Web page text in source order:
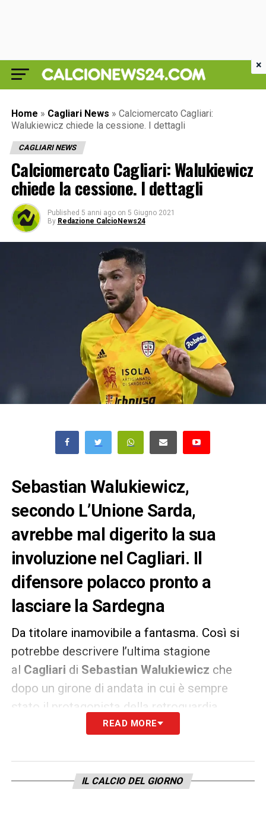
Home » Cagliari News » Calciomercato Cagliari:
Walukiewicz chiede la cessione. I dettagli
CAGLIARI NEWS
Calciomercato Cagliari: Walukiewicz
chiede la cessione. I dettagli
Published 5 anni ago on 5 Giugno 2021
By Redazione CalcioNews24
Sebastian Walukiewicz,
secondo L’Unione Sarda,
avrebbe mal digerito la sua
involuzione nel Cagliari. Il
difensore polacco pronto a
lasciare la Sardegna
Da titolare inamovibile a fantasma. Così si
potrebbe descrivere l’ultima stagione
al Cagliari di Sebastian Walukiewicz che
dopo un girone di andata in cui è sempre
stato il protagonista della retroguardia
rossoblù ha visto poi i suoi sogni di gloria
Secondo quanto riportato quest’oggi
L’Unione Sarda, il difensore polacco
READ MORE
IL CALCIO DEL GIORNO
×